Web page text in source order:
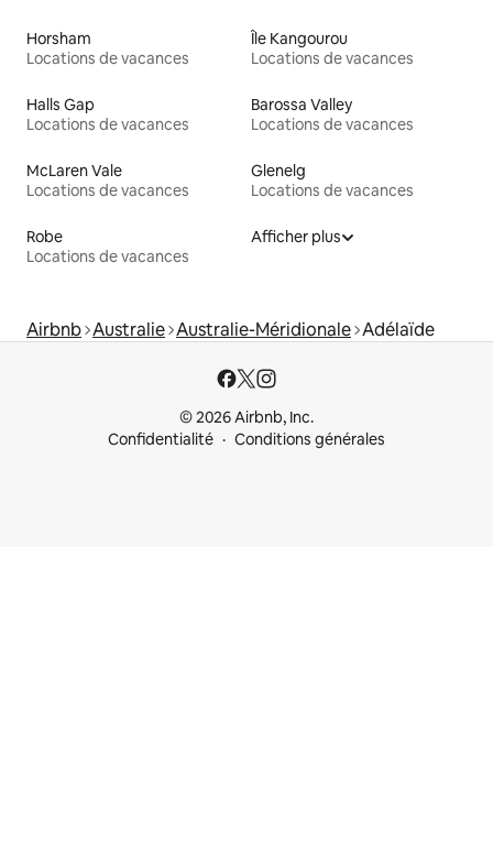
Horsham
Locations de vacances
Île Kangourou
Locations de vacances
Halls Gap
Locations de vacances
Barossa Valley
Locations de vacances
McLaren Vale
Locations de vacances
Glenelg
Locations de vacances
Robe
Locations de vacances
Afficher plus
Airbnb Australie Australie-Méridionale Adélaïde
© 2026 Airbnb, Inc.
Confidentialité
Conditions générales